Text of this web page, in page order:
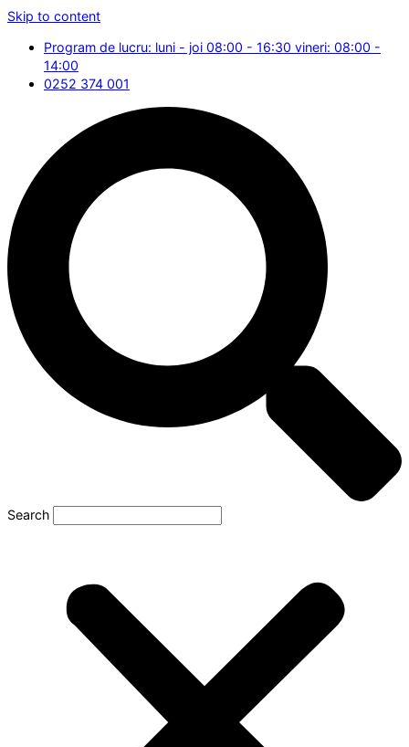
Skip to content
Program de lucru: luni - joi 08:00 - 16:30 vineri: 08:00 -
14:00
0252 374 001
Search